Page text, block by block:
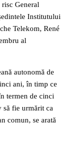
General
Institutului
Telekom, René
al
autonomă de
ani, în timp ce
termen de cinci
să fie urmărit ca
comun, se arată